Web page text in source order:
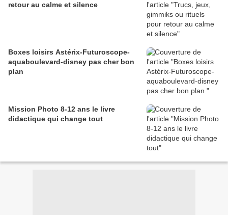
retour au calme et silence
Boxes loisirs Astérix-Futuroscope-
aquaboulevard-disney pas cher bon
plan
Mission Photo 8-12 ans le livre
didactique qui change tout